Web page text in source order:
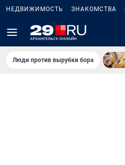
НЕДВИЖИМОСТЬ ЗНАКОМСТВА
Люди против вырубки бора